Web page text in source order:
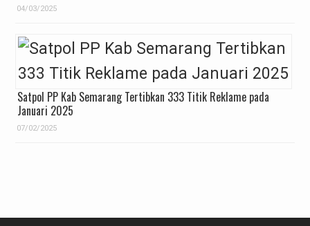
04/03/2025
Satpol PP Kab Semarang Tertibkan 333 Titik Reklame pada
Januari 2025
07/02/2025